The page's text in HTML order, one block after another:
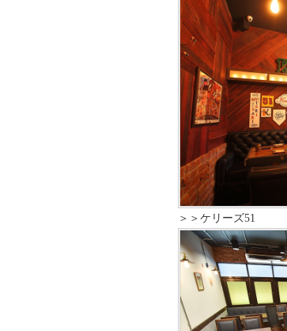
＞＞ケリーズ51